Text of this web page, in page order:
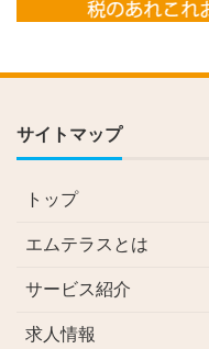
サイトマップ
トップ
エムテラスとは
サービス紹介
求人情報